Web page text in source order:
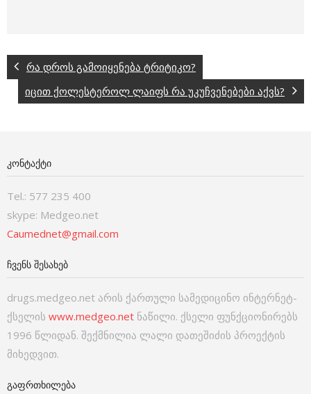
რა დროს გამოიყენება ტრიტიკო?
იცით ქოლესტეროლ ლაიფს რა უკუჩვენებები აქვს?
ᲙᲝᲜᲢᲐᲥᲢᲘ
Tel.: 577 235 400
skype: Medgeo.net
Caumednet@gmail.com
ᲩᲕᲔᲜᲡ ᲨᲔᲡᲐᲮᲔᲑ
drugs.medgeo.net არის ქართული სამედიცინო ინტერნეტ-
ქსელის www.medgeo.net ნაწილი. ქსელი ფუნქციონირებს
1996 წლიდან. შექმნილია ლალი დათეშიძის პროექტის
მიხედვით.
ᲒᲐᲤᲠᲗᲮᲘᲚᲔᲑᲐ